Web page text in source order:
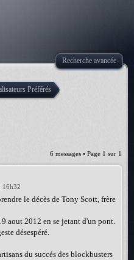
Recherche avancée
Préférés
6 messages • Page 1 sur 1
16h32
le décès de Tony Scott, frère
aout 2012 en se jetant d'un pont.
désespéré.
du succés des blockbusters